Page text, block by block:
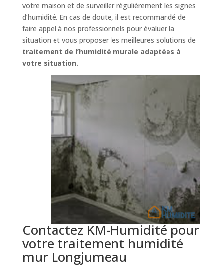
votre maison et de surveiller régulièrement les signes
d’humidité. En cas de doute, il est recommandé de
faire appel à nos professionnels pour évaluer la
situation et vous proposer les meilleures solutions de
traitement de l’humidité murale adaptées à
votre situation.
Contactez KM-Humidité pour
votre traitement humidité
mur Longjumeau